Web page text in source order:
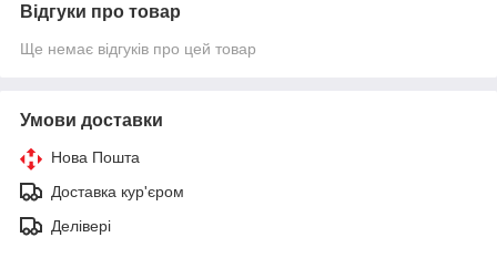
Відгуки про товар
Ще немає відгуків про цей товар
Умови доставки
Нова Пошта
Доставка кур'єром
Делівері